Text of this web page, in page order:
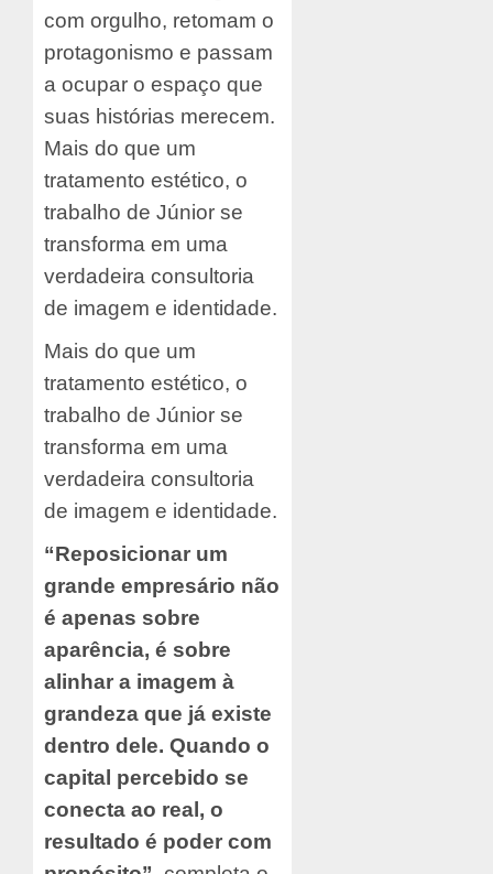
com orgulho, retomam o
protagonismo e passam
a ocupar o espaço que
suas histórias merecem.
Mais do que um
tratamento estético, o
trabalho de Júnior se
transforma em uma
verdadeira consultoria
de imagem e identidade.
Mais do que um
tratamento estético, o
trabalho de Júnior se
transforma em uma
verdadeira consultoria
de imagem e identidade.
“Reposicionar um
grande empresário não
é apenas sobre
aparência, é sobre
alinhar a imagem à
grandeza que já existe
dentro dele. Quando o
capital percebido se
conecta ao real, o
resultado é poder com